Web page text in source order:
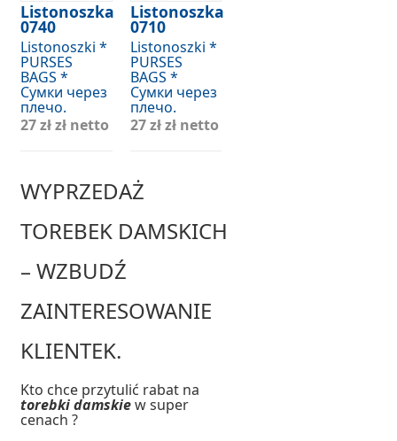
Listonoszka
0740
Listonoszki *
PURSES
BAGS *
Сумки через
плечо.
27 złzł netto
Listonoszka
0710
Listonoszki *
PURSES
BAGS *
Сумки через
плечо.
27 złzł netto
WYPRZEDAŻ
TOREBEK DAMSKICH
– WZBUDŹ
ZAINTERESOWANIE
KLIENTEK.
Kto chce przytulić rabat na
torebki damskiew super
cenach ?